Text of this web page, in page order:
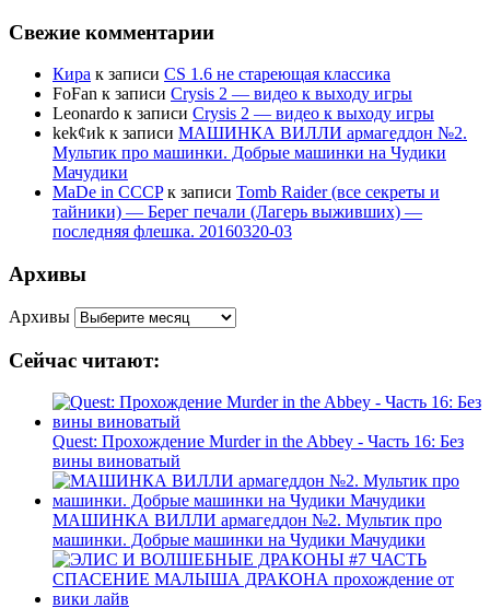
Свежие комментарии
Кира к записи CS 1.6 не стареющая классика
FoFan к записи Crysis 2 — видео к выходу игры
Leonardo к записи Crysis 2 — видео к выходу игры
kek¢иk к записи МАШИНКА ВИЛЛИ армагеддон №2.
Мультик про машинки. Добрые машинки на Чудики
Мачудики
MaDe in CCCPк записи Tomb Raider (все секреты и
тайники) — Берег печали (Лагерь выживших) —
последняя флешка. 20160320-03
Архивы
Архивы
Сейчас читают:
Quest: Прохождение Murder in the Abbey - Часть 16: Без
вины виноватый
МАШИНКА ВИЛЛИ армагеддон №2. Мультик про
машинки. Добрые машинки на Чудики Мачудики